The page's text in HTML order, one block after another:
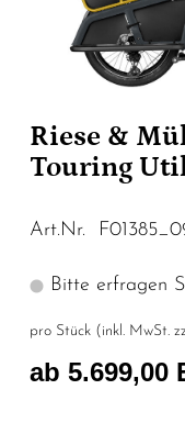
Riese &
Touring
Art.Nr.
Bitte erfragen
pro Stück (inkl. MwSt.
ab 5.699,00